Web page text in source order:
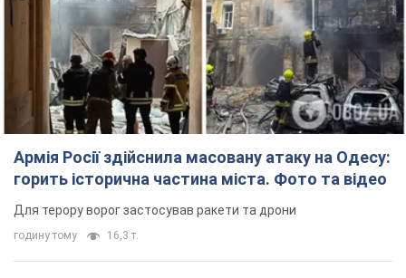
Армія Росії здійснила масовану атаку на Одесу:
горить історична частина міста. Фото та відео
Для терору ворог застосував ракети та дрони
годину тому 16,3 т.